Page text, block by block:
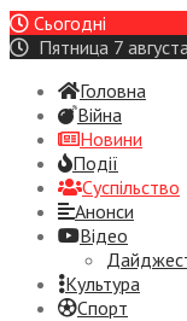
Сьогодні
Пятница 7
Головна
Війна
Новини
Події
Суспiльство
Анонси
Відео
Культура
Спорт